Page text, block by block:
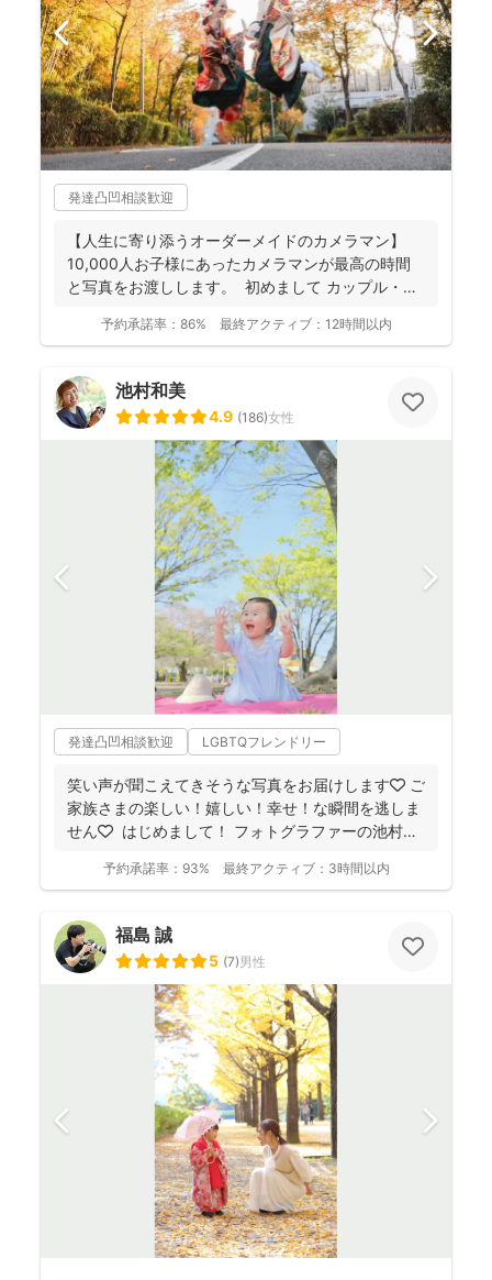
発達凸凹相談歓迎
【人生に寄り添うオーダーメイドのカメラマン】
10,000人お子様にあったカメラマンが最高の時間
と写真をお渡しします。 初めまして カップル・
予約承諾率： 86% 最終アクティブ： 12時間以内
池村和美
4.9 (186)女性
発達凸凹相談歓迎 LGBTQフレンドリー
笑い声が聞こえてきそうな写真をお届けします🧡 ご
家族さまの楽しい！嬉しい！幸せ！な瞬間を逃しま
せん🧡 ⁡ はじめまして！ フォトグラファーの池村
予約承諾率： 93% 最終アクティブ： 3時間以内
福島 誠
5 (7)男性